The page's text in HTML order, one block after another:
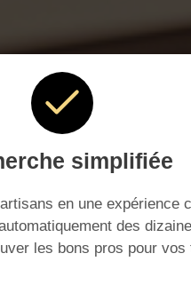
simplifiée
en une expérience
des
les bons pros pour vos